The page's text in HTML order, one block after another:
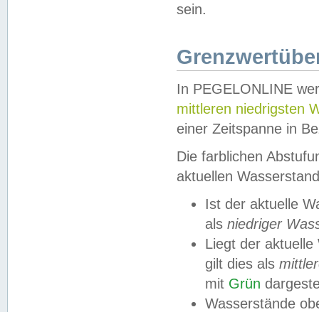
sein.
In PEGELONLINE
mittleren niedrigsten
einer Zeitspanne in
Die farblichen
aktuellen
Ist der aktuelle
als niedriger
Liegt der
gilt dies als
mit Grün
Wasserstände